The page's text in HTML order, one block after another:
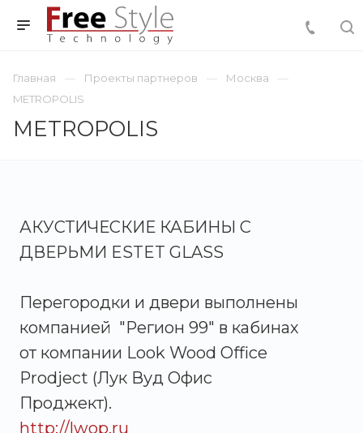
Главная Проекты партнеров
Москва
METROPOLIS
METROPOLIS
АКУСТИЧЕСКИЕ КАБИНЫ С
ДВЕРЬМИ ESTET GLASS
Перегородки и двери выполнены
компанией "Регион 99" в кабинах
от компании Look Wood Office
Prodject (Лук Вуд Офис
Проджект).
http://lwop.ru